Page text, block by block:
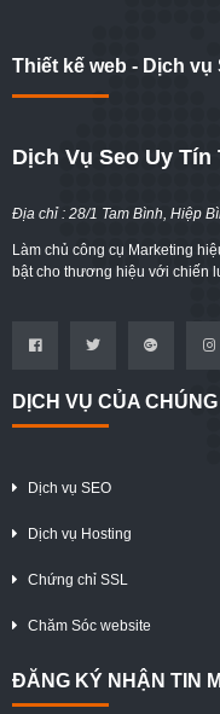
Thiết kế web - Dịch vụ
Dịch Vụ Seo Uy Tín
Địa chỉ : 28/1 Tam Bình, Hiệp
Làm chủ công cụ Marketing
bật cho thương hiệu với chiến
DỊCH VỤ CỦA CHÚNG
Dịch vụ SEO
Dịch vụ Hosting
Chứng chỉ SSL
Chăm Sóc website
ĐĂNG KÝ NHẬN TIN